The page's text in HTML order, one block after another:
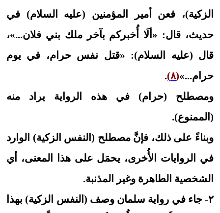
الزكية)، فعن أمير المؤمنين (عليه السلام) في
حديث، قال: «ألَا أُخبركم‏ بآخر ملك‏ بني فلان...»،
قال (عليه السلام): «قتل نفس حرام، في يوم
حرام‏...»(٨)
.
ومصطلح (حرام) في هذه الرواية يراد منه
(الممنوع).
وبناءً على ذلك، فإنَّ مصطلح (النفس الزكية) الوارد
في الروايات الأُخرى، يحمَل على هذا المعنى، أي
الشخصية الطاهرة وغير المذنبة.
٢- جاء في رواية سلمان وصف (النفس الزكية) بهذا